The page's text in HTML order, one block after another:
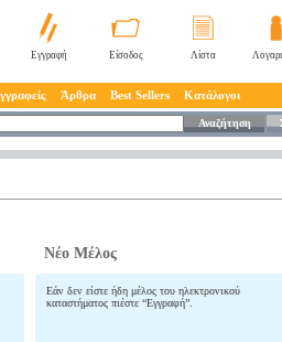
Εγγραφή Είσοδος Λίστα
Άρθρα Best Sellers Κατάλογοι
Αναζήτηση
Νέο Μέλος
Εάν δεν είστε ήδη μέλος του ηλεκτρονικού
καταστήματος πιέστε “Εγγραφή”.